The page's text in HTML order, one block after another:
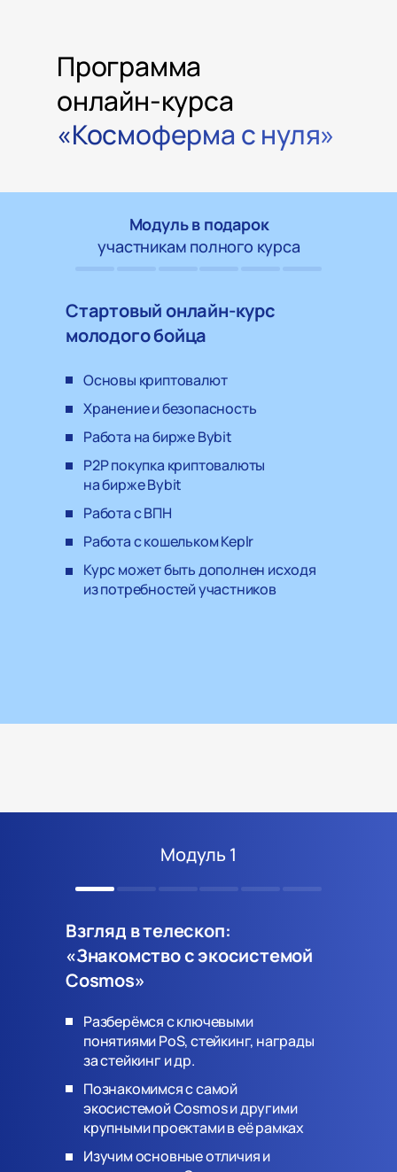
Программа
онлайн-курса
«Космоферма с нуля»
Стартовый онлайн-курс
молодого бойца
Работа на бирже Bybit
P2P покупка криптовалюты
на бирже Bybit
Основы криптовалют
Хранение и безопасность
Работа с ВПН
Работа с кошельком Keplr
Курс может быть дополнен исходя
из потребностей участников
Модуль в подарок
участникам полного курса
Взгляд в телескоп:
«Знакомство с экосистемой
Cosmos»
Изучим основные отличия и
Разберёмся с ключевыми
понятиями PoS, стейкинг, награды
за стейкинг и др.
Познакомимся с самой
экосистемой Cosmos и другими
крупными проектами в её рамках
Модуль 1